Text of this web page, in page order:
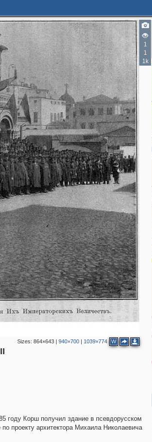
1
1
1k
Sizes: 864×643| 940×700| 1039×774 W
4
3
3
4
3
4
3
году Корш получил здание в псевдорусском
проекту архитектора Михаила Николаевича